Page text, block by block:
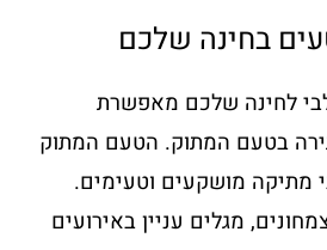
בחינה שלכם
לחינה שלכם מאפשרת
בטעם המתוק. הטעם המתוק
מתיקה מושקעים וטעימים.
מגלים עניין באירועים